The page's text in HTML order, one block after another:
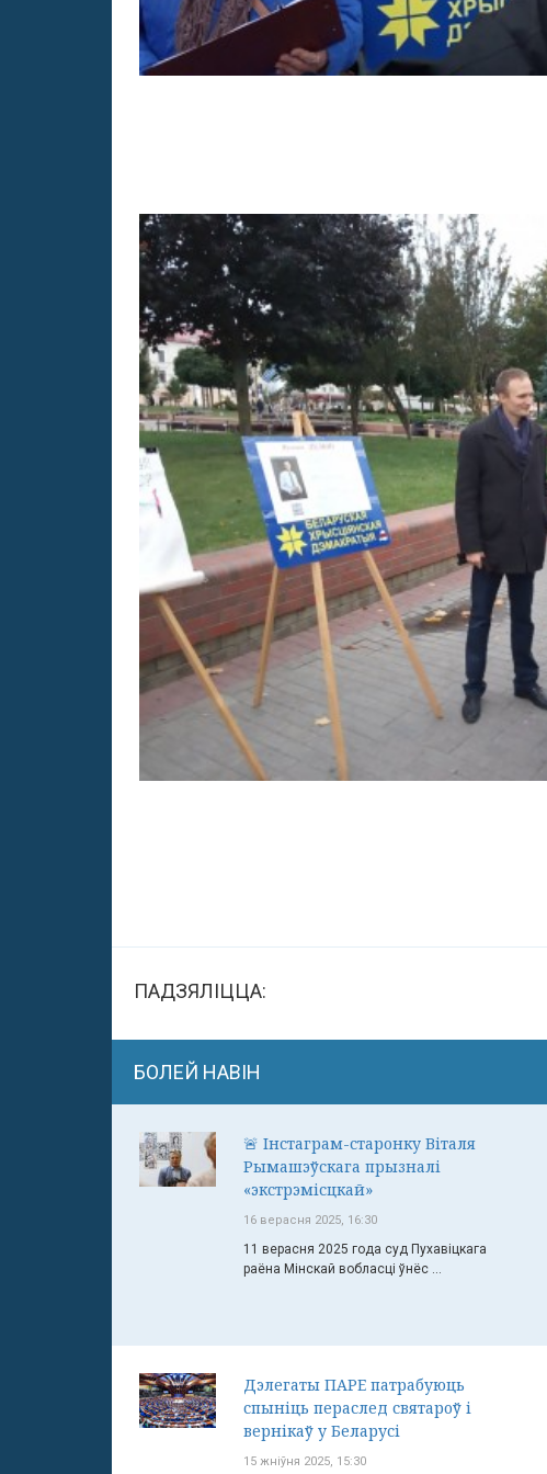
ПАДЗЯЛІЦЦА:
БОЛЕЙ НАВІН
🚨 Інстаграм-старонку Віталя
Рымашэўскага прызналі
«экстрэмісцкай»
16 верасня 2025, 16:30
11 верасня 2025 года суд Пухавіцкага
раёна Мінскай вобласці ўнёс ...
Дэлегаты ПАРЕ патрабуюць
спыніць пераслед святароў і
вернікаў у Беларусі
15 жніўня 2025, 15:30